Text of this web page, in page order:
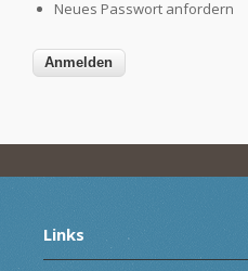
Neues Passwort anfordern
Links